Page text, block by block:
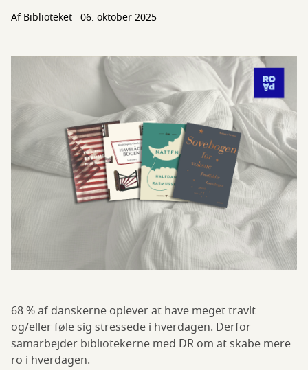
Af Biblioteket 06. oktober 2025
68 % af danskerne oplever at have meget travlt
og/eller føle sig stressede i hverdagen. Derfor
samarbejder bibliotekerne med DR om at skabe mere
ro i hverdagen.